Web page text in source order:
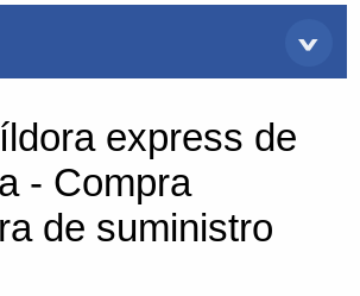
express de
- Compra
de suministro